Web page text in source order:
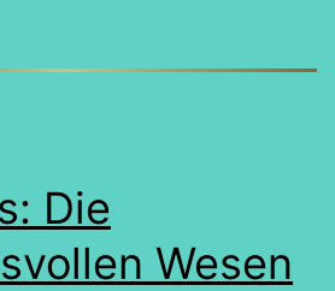
Die
Wesen